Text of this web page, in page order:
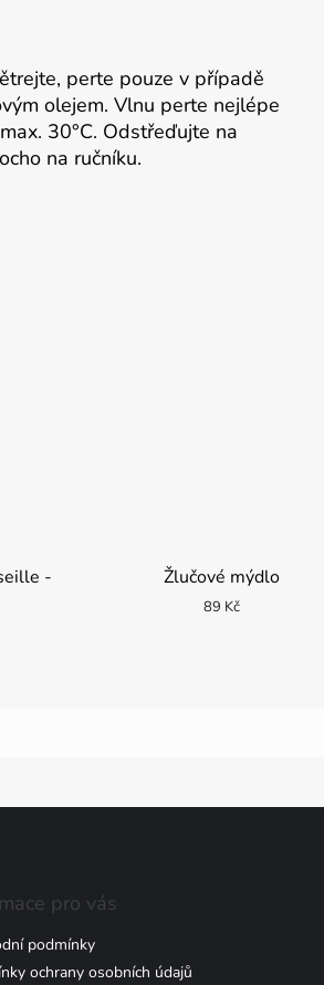
perte pouze v případě
olejem. Vlnu perte nejlépe
30°C. Odstřeďujte na
na ručníku.
-
Žlučové mýdlo
89 Kč
pro vás
podmínky
ochrany osobních údajů